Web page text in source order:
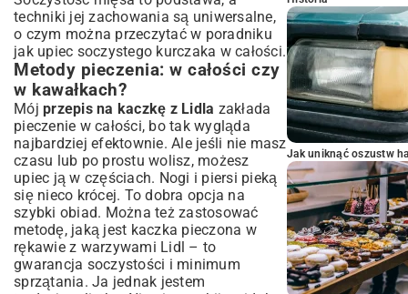
techniki jej zachowania są uniwersalne,
o czym można przeczytać w poradniku
jak upiec soczystego kurczaka w całości.
Metody pieczenia: w całości czy
w kawałkach?
Mój przepis na kaczkę z Lidla zakłada
pieczenie w całości, bo tak wygląda
najbardziej efektownie. Ale jeśli nie masz
czasu lub po prostu wolisz, możesz
upiec ją w częściach. Nogi i piersi pieką
się nieco krócej. To dobra opcja na
szybki obiad. Można też zastosować
metodę, jaką jest kaczka pieczona w
rękawie z warzywami Lidl – to
gwarancja soczystości i minimum
sprzątania. Ja jednak jestem
Jak uniknąć oszustw